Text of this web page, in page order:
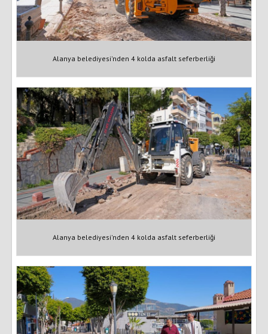
Alanya belediyesi'nden 4 kolda asfalt seferberliği
Alanya belediyesi'nden 4 kolda asfalt seferberliği